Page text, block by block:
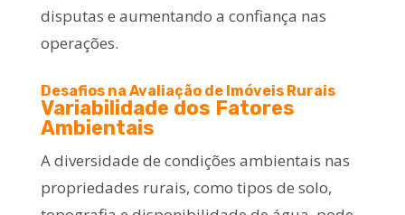
disputas e aumentando a confiança nas
operações.
Desafios na Avaliação de Imóveis Rurais
Variabilidade dos Fatores
Ambientais
A diversidade de condições ambientais nas
propriedades rurais, como tipos de solo,